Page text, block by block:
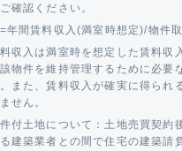
確認ください。
年間賃料収入(満室時想定)/物件
収入は満室時を想定した賃料収
物件を維持管理するために必要
また、賃料収入が確実に得られ
せん。
付土地について：土地売買契約
建築業者との間で住宅の建築請